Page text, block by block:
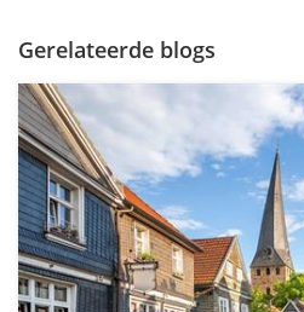
Gerelateerde blogs